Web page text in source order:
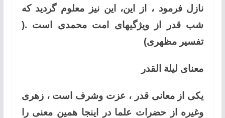
نازل فرمود ، از این، این نیز معلوم گردید که
شب قدر از ویژگیهای امت محمدی است .(
تفسیر مظهری)
معنای لیلة القدر
یکی از معانی قدر ، عزت وشرف است ، زهری
وغیره از حضرات علما در اینجا همین معنی را